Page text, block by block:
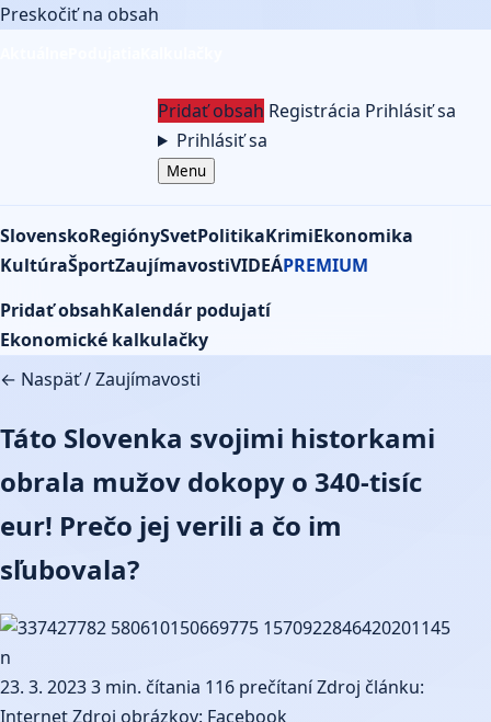
Preskočiť na obsah
Pridať obsah Registrácia Prihlásiť sa
Prihlásiť sa
Menu
SlovenskoRegiónySvetPolitikaKrimiEkonomika
KultúraŠportZaujímavostiVIDEÁPREMIUM
Pridať obsahKalendár podujatí
Ekonomické kalkulačky
← Naspäť/Zaujímavosti
Táto Slovenka svojimi historkami
obrala mužov dokopy o 340-tisíc
eur! Prečo jej verili a čo im
sľubovala?
23. 3. 20233 min. čítania 116 prečítaníZdroj článku:
InternetZdroj obrázkov: Facebook